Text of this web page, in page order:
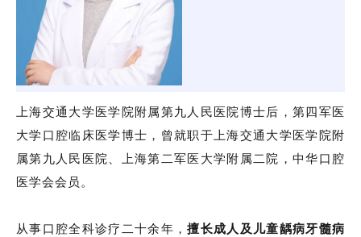
上海交通大学医学院附属第九人民医院博士后，第四军医
大学口腔临床医学博士，曾就职于上海交通大学医学院附
属第九人民医院、上海第二军医大学附属二院，中华口腔
医学会会员。
从事口腔全科诊疗二十余年，擅长成人及儿童龋病牙髓病